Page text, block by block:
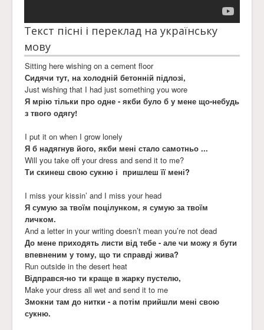
Текст пісні і переклад на українську
мову
Sitting here wishing on a cement floor
Сидячи тут, на холодній бетонній підлозі,
Just wishing that I had just something you wore
Я мрію тільки про одне - якби було б у мене що-небудь
з твого одягу!
I put it on when I grow lonely
Я б надягнув його, якби мені стало самотньо ...
Will you take off your dress and send it to me?
Ти скинеш свою сукню і пришлеш її мені?
I miss your kissin’ and I miss your head
Я сумую за твоїм поцілунком, я сумую за твоїм
личком.
And a letter in your writing doesn’t mean you’re not dead
До мене приходять листи від тебе - але чи можу я бути
впевненим у тому, що ти справді жива?
Run outside in the desert heat
Відправся-но ти краще в жарку пустелю,
Make your dress all wet and send it to me
Змокни там до нитки - а потім прийшли мені свою
сукню.